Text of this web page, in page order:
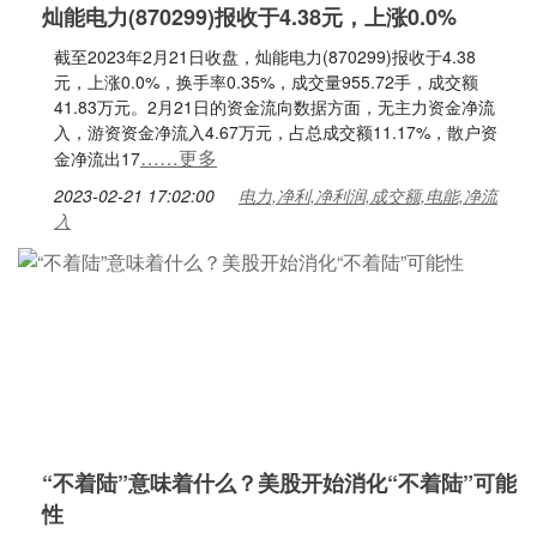
灿能电力(870299)报收于4.38元，上涨0.0%
截至2023年2月21日收盘，灿能电力(870299)报收于4.38
元，上涨0.0%，换手率0.35%，成交量955.72手，成交额
41.83万元。2月21日的资金流向数据方面，无主力资金净流
入，游资资金净流入4.67万元，占总成交额11.17%，散户资
金净流出17……更多
2023-02-21 17:02:00
电力,净利,净利润,成交额,电能,净流
入
“不着陆”意味着什么？美股开始消化“不着陆”可能
性